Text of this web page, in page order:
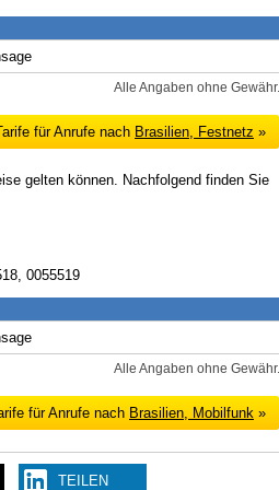
Alle Angaben ohne Gewähr.
für Anrufe nach Brasilien, Festnetz »
gelten können. Nachfolgend finden Sie
0055519
Alle Angaben ohne Gewähr.
für Anrufe nach Brasilien, Mobilfunk »
TEILEN